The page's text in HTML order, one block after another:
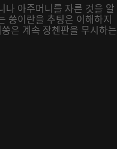
나 아주머니를 자른 것을 알
쑹이란을 추팅은 이해하지
은 계속 장첸판을 무시하는